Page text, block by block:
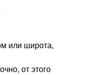
или широта,
от этого